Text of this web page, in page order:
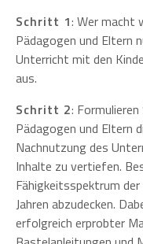
Schritt 1: Wer macht
Pädagogen und Eltern
Unterricht mit den
aus.
Schritt 2:
Pädagogen und Eltern
Nachnutzung des
Inhalte zu vertiefen.
Fähigkeitsspektrum
Jahren abzudecken.
erfolgreich erprobter